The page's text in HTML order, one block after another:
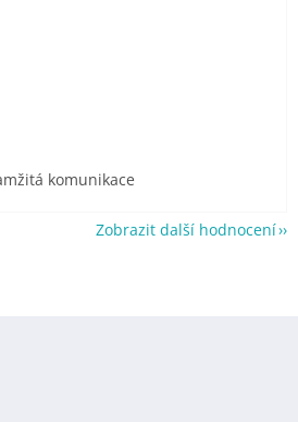
obchodu je 5 z 5 hvězdiček.
komunikace
Zobrazit další hodnocení